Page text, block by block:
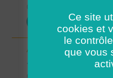
Aide-soignant.e Limogne
Ce site
cookies et
le
que vous